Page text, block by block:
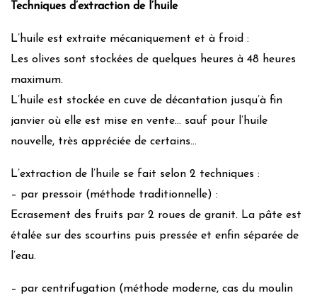
Techniques d’extraction de l’huile
L’huile est extraite mécaniquement et à froid :
Les olives sont stockées de quelques heures à 48 heures
maximum.
L’huile est stockée en cuve de décantation jusqu’à fin
janvier où elle est mise en vente… sauf pour l’huile
nouvelle, très appréciée de certains…
L’extraction de l’huile se fait selon 2 techniques :
– par pressoir (méthode traditionnelle) :
Ecrasement des fruits par 2 roues de granit. La pâte est
étalée sur des scourtins puis pressée et enfin séparée de
l’eau.
– par centrifugation (méthode moderne, cas du moulin